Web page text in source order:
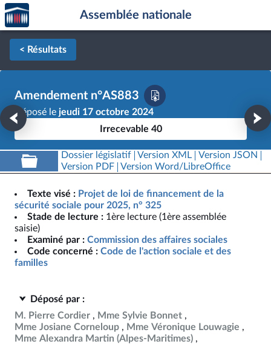
Aller au contenu
Aller en bas de la page
Accèder
à la
page
d'accueil
Assemblée nationale
< Résultats
Amendement n°AS883
Déposé le jeudi 17 octobre 2024
Irrecevable 40
Dossier législatif Version XML
Version JSON
Version PDF
Version Word/LibreOffice
Texte visé : Projet de loi de financement de la
sécurité sociale pour 2025, n° 325
Stade de lecture : 1ère lecture (1ère assemblée
saisie)
Examiné par : Commission des affaires sociales
Code concerné : Code de l'action sociale et des
familles
Déposé par :
M. Pierre Cordier
Mme Sylvie Bonnet
Mme Josiane Corneloup
Mme Véronique Louwagie
Mme Alexandra Martin (Alpes-Maritimes)